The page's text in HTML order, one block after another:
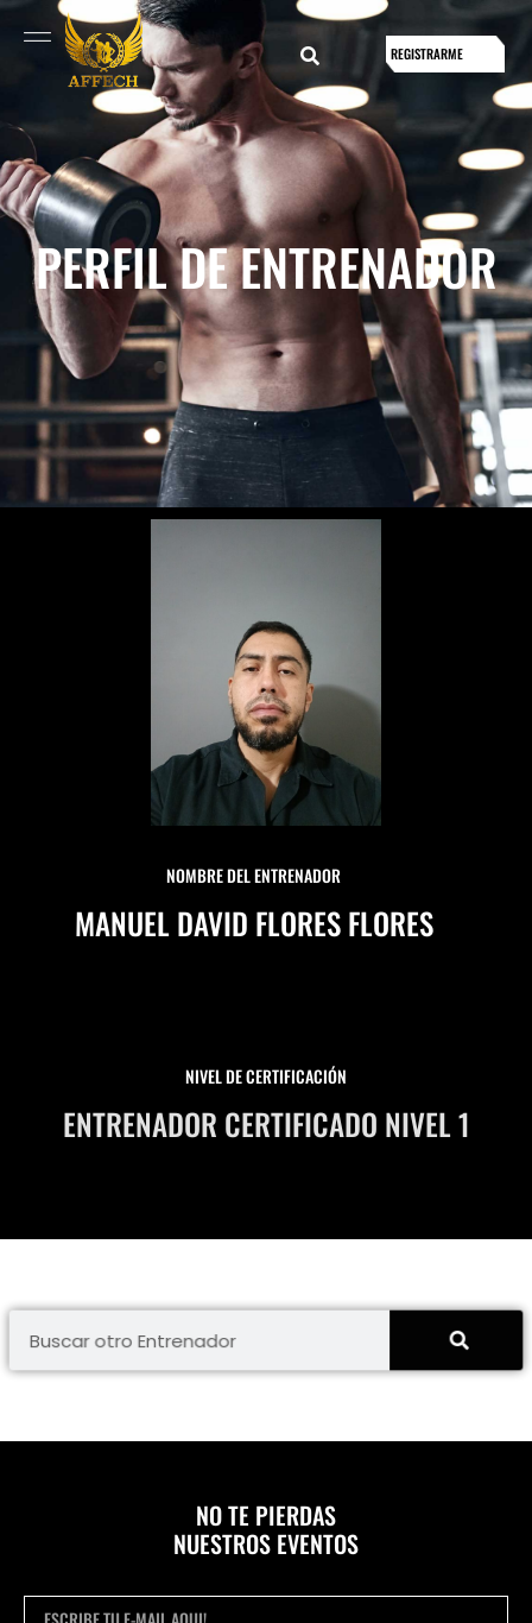
REGISTRARME
PERFIL DE ENTRENADOR
NOMBRE DEL ENTRENADOR
MANUEL DAVID FLORES FLORES
NIVEL DE CERTIFICACIÓN
ENTRENADOR CERTIFICADO NIVEL 1
NO TE PIERDAS
NUESTROS EVENTOS